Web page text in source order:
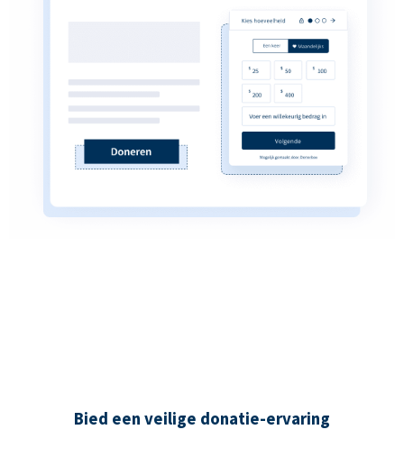
Bied een veilige donatie-ervaring